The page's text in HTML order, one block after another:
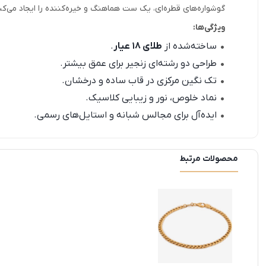
گوشواره‌های قطره‌ای، یک ست هماهنگ و خیره‌کننده را ایجاد
ویژگی‌ها:
ساخته‌شده از طلای ۱۸ عیار
.
طراحی دو رشته‌ای زنجیر برای عمق بیشتر.
تک نگین مرکزی در قاب ساده و درخشان.
نماد خلوص، نور و زیبایی کلاسیک.
ایده‌آل برای مجالس شبانه و استایل‌های رسمی.
محصولات مرتبط